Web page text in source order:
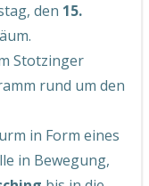
den 15.
Stotzinger
rund um den
in Form eines
in Bewegung,